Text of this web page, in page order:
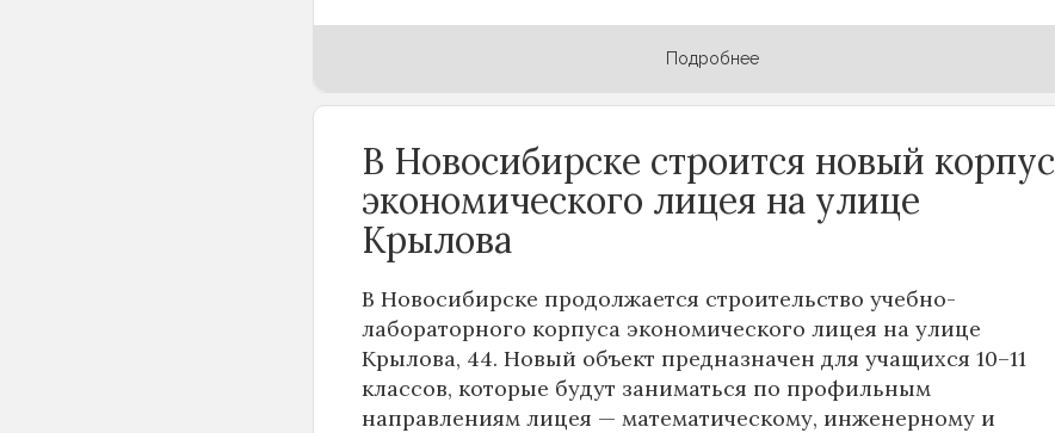
Подробнее
В Новосибирске строится новый корпус
экономического лицея на улице
Крылова
В Новосибирске продолжается строительство учебно-
лабораторного корпуса экономического лицея на улице
Крылова, 44. Новый объект предназначен для учащихся 10–11
классов, которые будут заниматься по профильным
направлениям лицея — математическому, инженерному и